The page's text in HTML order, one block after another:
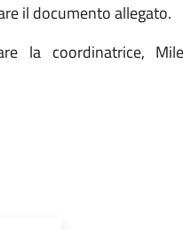
il documento allegato.
la coordinatrice,